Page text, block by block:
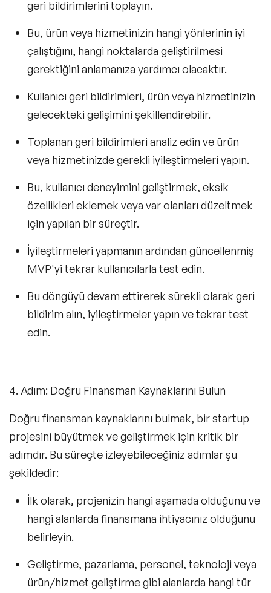
geri bildirimlerini toplayın.
Bu, ürün veya hizmetinizin hangi yönlerinin iyi
çalıştığını, hangi noktalarda geliştirilmesi
gerektiğini anlamanıza yardımcı olacaktır.
Kullanıcı geri bildirimleri, ürün veya hizmetinizin
gelecekteki gelişimini şekillendirebilir.
Toplanan geri bildirimleri analiz edin ve ürün
veya hizmetinizde gerekli iyileştirmeleri yapın.
Bu, kullanıcı deneyimini geliştirmek, eksik
özellikleri eklemek veya var olanları düzeltmek
için yapılan bir süreçtir.
İyileştirmeleri yapmanın ardından güncellenmiş
MVP'yi tekrar kullanıcılarla test edin.
Bu döngüyü devam ettirerek sürekli olarak geri
bildirim alın, iyileştirmeler yapın ve tekrar test
edin.
4. Adım: Doğru Finansman Kaynaklarını Bulun
Doğru finansman kaynaklarını bulmak, bir startup
projesini büyütmek ve geliştirmek için kritik bir
adımdır. Bu süreçte izleyebileceğiniz adımlar şu
şekildedir:
İlk olarak, projenizin hangi aşamada olduğunu ve
hangi alanlarda finansmana ihtiyacınız olduğunu
belirleyin.
Geliştirme, pazarlama, personel, teknoloji veya
ürün/hizmet geliştirme gibi alanlarda hangi tür